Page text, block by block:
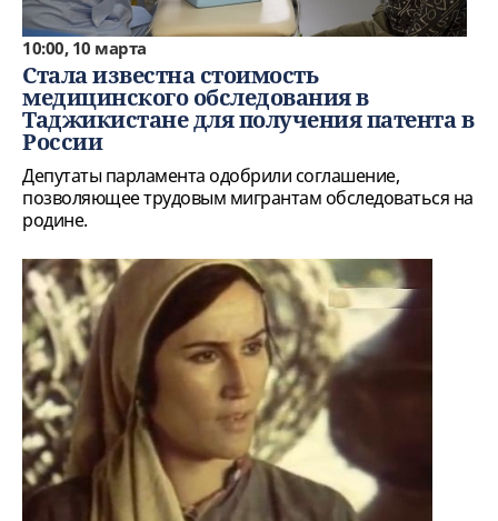
10:00, 10 марта
Стала известна стоимость
медицинского обследования в
Таджикистане для получения патента в
России
Депутаты парламента одобрили соглашение,
позволяющее трудовым мигрантам обследоваться на
родине.